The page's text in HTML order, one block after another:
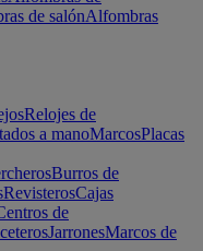
de salónAlfombras
Relojes de
a manoMarcosPlacas
Burros de
RevisterosCajas
de
JarronesMarcos de